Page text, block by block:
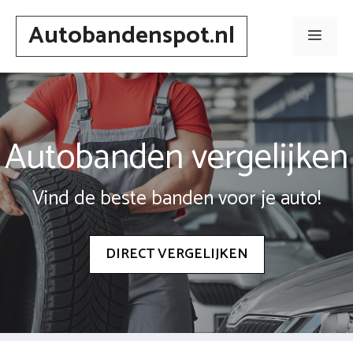
Spring
inhoudAutobandenspot.nl Menu
Autobanden vergelijken
Vind de beste banden voor je auto!
DIRECT VERGELIJKEN